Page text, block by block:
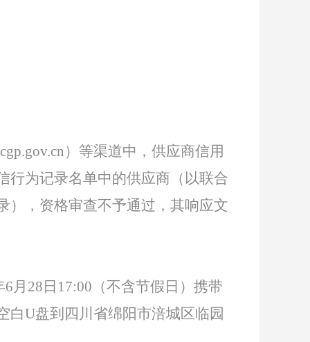
）等渠道中，供应商信用
行为记录名单中的供应商（以联合
），资格审查不予通过，其响应文
月28日17:00（不含节假日）携带
白U盘到四川省绵阳市涪城区临园